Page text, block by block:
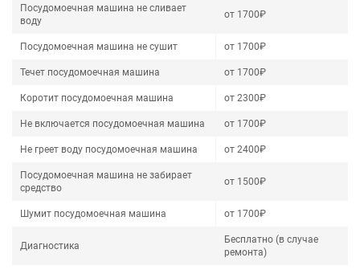
Посудомоечная машина не сливает
воду
от 1700₽
Посудомоечная машина не сушит от 1700₽
Течет посудомоечная машина от 1700₽
Коротит посудомоечная машина от 2300₽
Не включается посудомоечная машина от 1700₽
Не греет воду посудомоечная машина от 2400₽
Посудомоечная машина не забирает
средство
от 1500₽
Шумит посудомоечная машина от 1700₽
Диагностика
Бесплатно (в случае
ремонта)